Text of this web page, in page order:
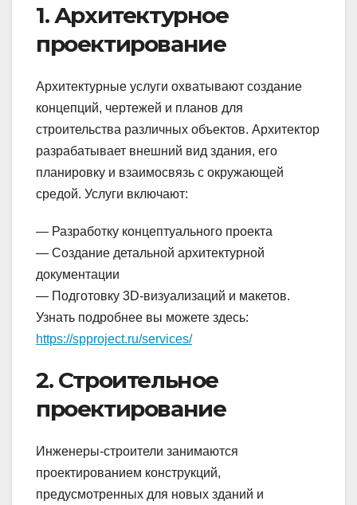
1. Архитектурное
проектирование
Архитектурные услуги охватывают создание
концепций, чертежей и планов для
строительства различных объектов. Архитектор
разрабатывает внешний вид здания, его
планировку и взаимосвязь с окружающей
средой. Услуги включают:
— Разработку концептуального проекта
— Создание детальной архитектурной
документации
— Подготовку 3D-визуализаций и макетов.
Узнать подробнее вы можете здесь:
https://spproject.ru/services/
2. Строительное
проектирование
Инженеры-строители занимаются
проектированием конструкций,
предусмотренных для новых зданий и